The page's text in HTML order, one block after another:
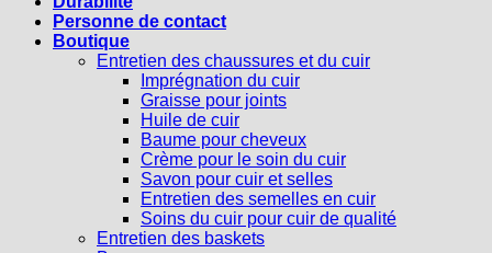
Personne de contact
Boutique
Entretien des chaussures et du cuir
Imprégnation du cuir
Graisse pour joints
Huile de cuir
Baume pour cheveux
Crème pour le soin du cuir
Savon pour cuir et selles
Entretien des semelles en cuir
Soins du cuir pour cuir de qualité
Entretien des baskets